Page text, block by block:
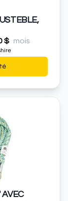
$ mois
AVEC